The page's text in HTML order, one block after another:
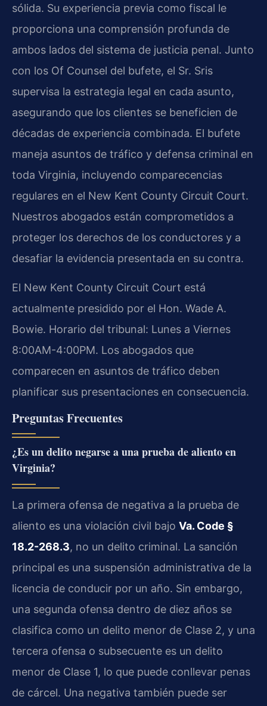
sólida. Su experiencia previa como fiscal le
proporciona una comprensión profunda de
ambos lados del sistema de justicia penal. Junto
con los Of Counsel del bufete, el Sr. Sris
supervisa la estrategia legal en cada asunto,
asegurando que los clientes se beneficien de
décadas de experiencia combinada. El bufete
maneja asuntos de tráfico y defensa criminal en
toda Virginia, incluyendo comparecencias
regulares en el New Kent County Circuit Court.
Nuestros abogados están comprometidos a
proteger los derechos de los conductores y a
desafiar la evidencia presentada en su contra.
El New Kent County Circuit Court está
actualmente presidido por el Hon. Wade A.
Bowie. Horario del tribunal: Lunes a Viernes
8:00AM-4:00PM. Los abogados que
comparecen en asuntos de tráfico deben
planificar sus presentaciones en consecuencia.
Preguntas Frecuentes
¿Es un delito negarse a una prueba de aliento en
Virginia?
La primera ofensa de negativa a la prueba de
aliento es una violación civil bajo Va. Code §
18.2-268.3, no un delito criminal. La sanción
principal es una suspensión administrativa de la
licencia de conducir por un año. Sin embargo,
una segunda ofensa dentro de diez años se
clasifica como un delito menor de Clase 2, y una
tercera ofensa o subsecuente es un delito
menor de Clase 1, lo que puede conllevar penas
de cárcel. Una negativa también puede ser